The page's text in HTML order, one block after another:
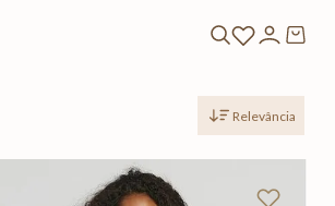
Relevância